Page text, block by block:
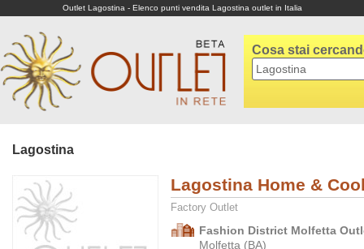
Outlet Lagostina - Elenco punti vendita Lagostina outlet in Italia
Cosa stai
Lagostina
Lagostina Home &
Factory Outlet
Fashion District Molfetta
Molfetta (BA)